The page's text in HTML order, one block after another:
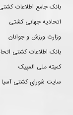
بانک جامع اطلاعات
اتحادیه جهانی کشتی
وزارت ورزش و جوانان
بانک اطلاعات کشتی
کمیته ملی المپیک
سایت شورای کشتی آسیا